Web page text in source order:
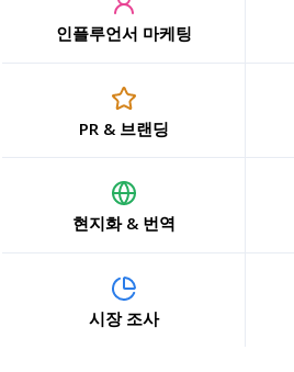
인플루언서 마케팅
PR & 브랜딩
현지화 & 번역
시장 조사